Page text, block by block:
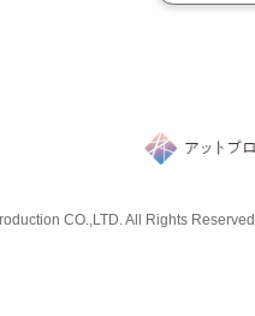
CO.,LTD. All Rights Reserved.